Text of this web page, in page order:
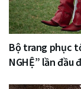
Bộ trang phục
NGHỆ” lần đầu